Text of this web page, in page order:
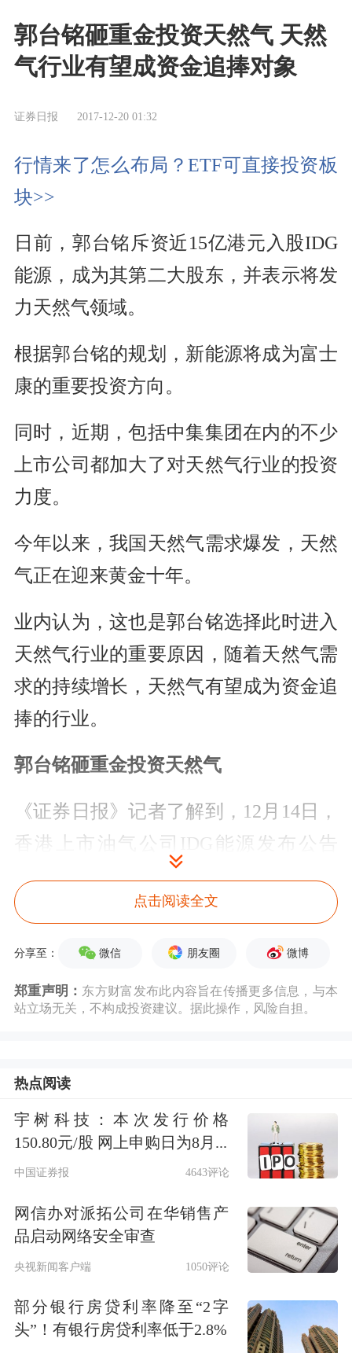
郭台铭砸重金投资天然气 天然
气行业有望成资金追捧对象
证券日报 2017-12-20 01:32
行情来了怎么布局？ETF可直接投资板
块>>
日前，郭台铭斥资近15亿港元入股IDG
能源，成为其第二大股东，并表示将发
力天然气领域。
根据郭台铭的规划，新能源将成为富士
康的重要投资方向。
同时，近期，包括中集集团在内的不少
上市公司都加大了对天然气行业的投资
力度。
今年以来，我国天然气需求爆发，天然
气正在迎来黄金十年。
业内认为，这也是郭台铭选择此时进入
天然气行业的重要原因，随着天然气需
求的持续增长，天然气有望成为资金追
捧的行业。
郭台铭砸重金投资天然气
《证券日报》记者了解到，12月14日，
香港上市油气公司IDG能源发布公告
称，富士康拟耗资14.85亿港元入股IDG
能源，交易完成后富士康将持股
24.37%，成为其第二大股东。
IDG能源的主营业务本是原油的勘探和
开发，这几年，由于原油价 格持续低
今年7月份，IDG能源与江西九丰能源
订立认购协议，以1亿元人民币价格收
购该公司股份。九丰能源为一家中国公
工业(LNG)产品的进口、加工及销售。
公告还显示，富士康此次入股IDG能源
将发力天然气能源领域，在天然气产业
链广泛寻找投资机会，特别是LNG(液
点击阅读全文
分享至： 微信 朋友圈 微博
郑重声明： 东方财富发布此内容旨在传播更多信息，与本
站立场无关，不构成投资建议。据此操作，风险自担。
热点阅读
宇树科技：本次发行价格
150.80元/股 网上申购日为8月...
中国证券报 4643评论
网信办对派拓公司在华销售产
品启动网络安全审查
央视新闻客户端 1050评论
部分银行房贷利率降至“2字
头”！有银行房贷利率低于2.8%